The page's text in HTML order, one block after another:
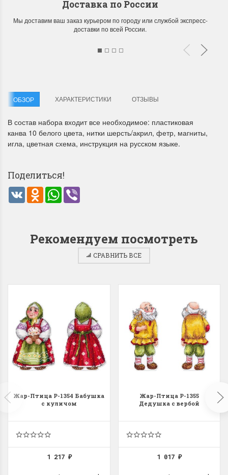
!! СКИДКА 20% ‼️ с 1 до 3 июня в
Чудетство...
ПОДРОБНЕЕ
1 июня 2024 11:29
На сайте пополнение
Спешите купить...
ПОДРОБНЕЕ
Willow Swan
(Ива-лебедь)
Хороший набор
Отличный набор, канва,
нитки и схема, всё в
отличном состоянии.
1 апреля 2026 14:55
Bear and
(Белый
с
раритетный
комплектация
Ларина
Доставка по России
Мы доставим ваш заказ курьером по городу или службой экспресс-
доставки по всей России.
ОБЗОР ХАРАКТЕРИСТИКИ ОТЗЫВЫ
В состав набора входит все необходимое: пластиковая
канва 10 белого цвета, нитки шерсть/акрил, фетр, магниты,
игла, цветная схема, инструкция на русском языке.
Поделиться!
VK Odnoklassniki
WhatsApp
Рекомендуем посмотреть
СРАВНИТЬ ВСЕ
Жар-Птица Р-1354 Бабушка
с куличом
1 217 ₽
Жар-Птица Р-1355
Дедушка с вербой
1 017₽